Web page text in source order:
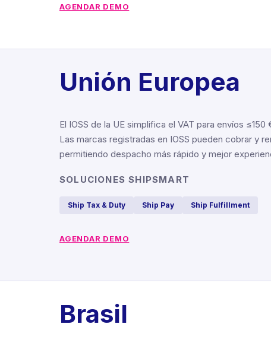
AGENDAR DEMO
Unión Europea
El IOSS de la UE simplifica el VAT para envíos
Las marcas registradas en IOSS pueden cobrar y
permitiendo despacho más rápido y mejor
SOLUCIONES SHIPSMART
Ship Tax & Duty Ship Pay Ship Fulfillment
AGENDAR DEMO
Brasil